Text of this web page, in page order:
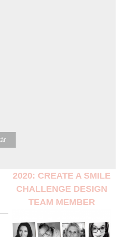
2020: CREATE A SMILE
CHALLENGE DESIGN
TEAM MEMBER